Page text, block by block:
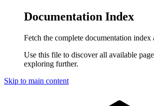
Documentation Index
Fetch the complete documentation index
Use this file to discover all available
exploring further.
Skip to main content